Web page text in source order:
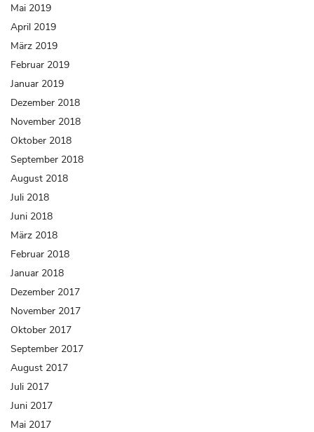
Mai 2019
April 2019
März 2019
Februar 2019
Januar 2019
Dezember 2018
November 2018
Oktober 2018
September 2018
August 2018
Juli 2018
Juni 2018
März 2018
Februar 2018
Januar 2018
Dezember 2017
November 2017
Oktober 2017
September 2017
August 2017
Juli 2017
Juni 2017
Mai 2017